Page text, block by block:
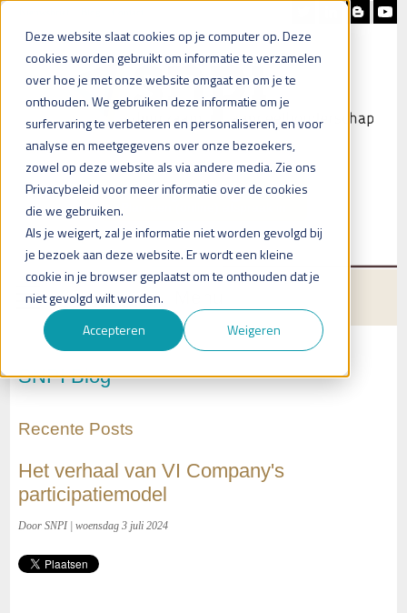
Deze website slaat cookies op je computer op. Deze
cookies worden gebruikt om informatie te verzamelen
over hoe je met onze website omgaat en om je te
onthouden. We gebruiken deze informatie om je
surfervaring te verbeteren en personaliseren, en voor
analyse en meetgegevens over onze bezoekers,
zowel op deze website als via andere media. Zie ons
Privacybeleid voor meer informatie over de cookies
die we gebruiken.
Als je weigert, zal je informatie niet worden gevolgd bij
je bezoek aan deze website. Er wordt een kleine
cookie in je browser geplaatst om te onthouden dat je
niet gevolgd wilt worden.
Accepteren
Weigeren
Heb je vragen?
SNPI Blog
Recente Posts
Het verhaal van VI Company's
participatiemodel
Door SNPI | woensdag 3 juli 2024